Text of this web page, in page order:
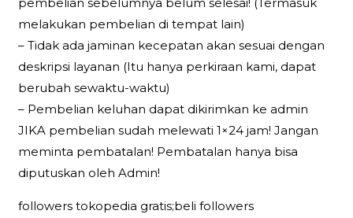
melakukan pembelian di tempat lain)
– Tidak ada jaminan kecepatan akan sesuai dengan
deskripsi layanan (Itu hanya perkiraan kami, dapat
berubah sewaktu-waktu)
– Pembelian keluhan dapat dikirimkan ke admin
JIKA pembelian sudah melewati 1×24 jam! Jangan
meminta pembatalan! Pembatalan hanya bisa
diputuskan oleh Admin!
followers tokopedia gratis;beli followers